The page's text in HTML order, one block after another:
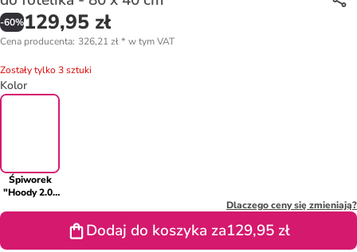
-60%129,95 zł
Cena producenta: 326,21 zł* w tym VAT
Zostały tylko 3 sztuki
Kolor
Śpiworek
"Hoody 2.0"
granatowym
Dlaczego ceny się zmieniają?
Dodaj do koszyka za129,95 zł